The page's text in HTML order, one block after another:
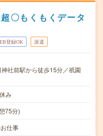
〇もくもくデータ
登録OK 派遣
社前駅から徒歩15分／祇園
み
75分)
仕事